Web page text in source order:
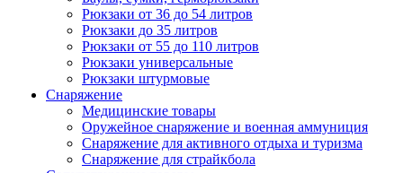
Рюкзаки от 36 до 54 литров
Рюкзаки до 35 литров
Рюкзаки от 55 до 110 литров
Рюкзаки универсальные
Рюкзаки штурмовые
Снаряжение
Медицинские товары
Оружейное снаряжение и военная аммуниция
Снаряжение для активного отдыха и туризма
Снаряжение для страйкбола